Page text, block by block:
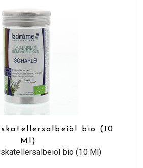
bio (10
Ml)
bio (10 Ml)